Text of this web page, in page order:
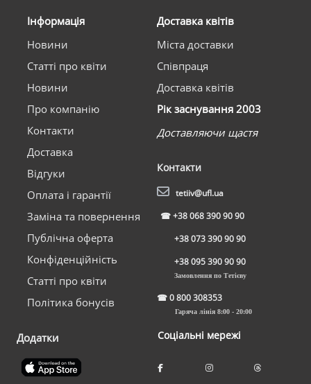
Інформація
Новини
Статті про квіти
Новини
Про компанію
Контакти
Доставка
Відгуки
Оплата і гарантії
Заміна та повернення
Публічна оферта
Конфіденційність
Статті про квіти
Політика бонусів
Додатки
Доставка квітів
Міста доставки
Співпраця
Доставка квітів
Рік заснування 2003
Доставляючи щастя
Контакти
tetiiv@ufl.ua
☎+38 068 390 90 90
+38 073 390 90 90
+38 095 390 90 90
Замовлення по Тетієву
☎0 800 308353
Гаряча лінія 8:00 - 20:00
Соціальні мережі